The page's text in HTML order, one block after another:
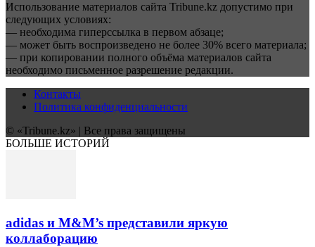
Использование материалов сайта Tribune.kz допустимо при
следующих условиях:
— необходима гиперссылка в первом абзаце;
— может быть воспроизведено не более 30% всего материала;
— при копировании полного объёма материалов сайта
необходимо письменное разрешение редакции.
Контакты
Политика конфиденциальности
© «Tribune.kz» | Все права защищены
БОЛЬШЕ ИСТОРИЙ
adidas и M&M’s представили яркую
коллаборацию